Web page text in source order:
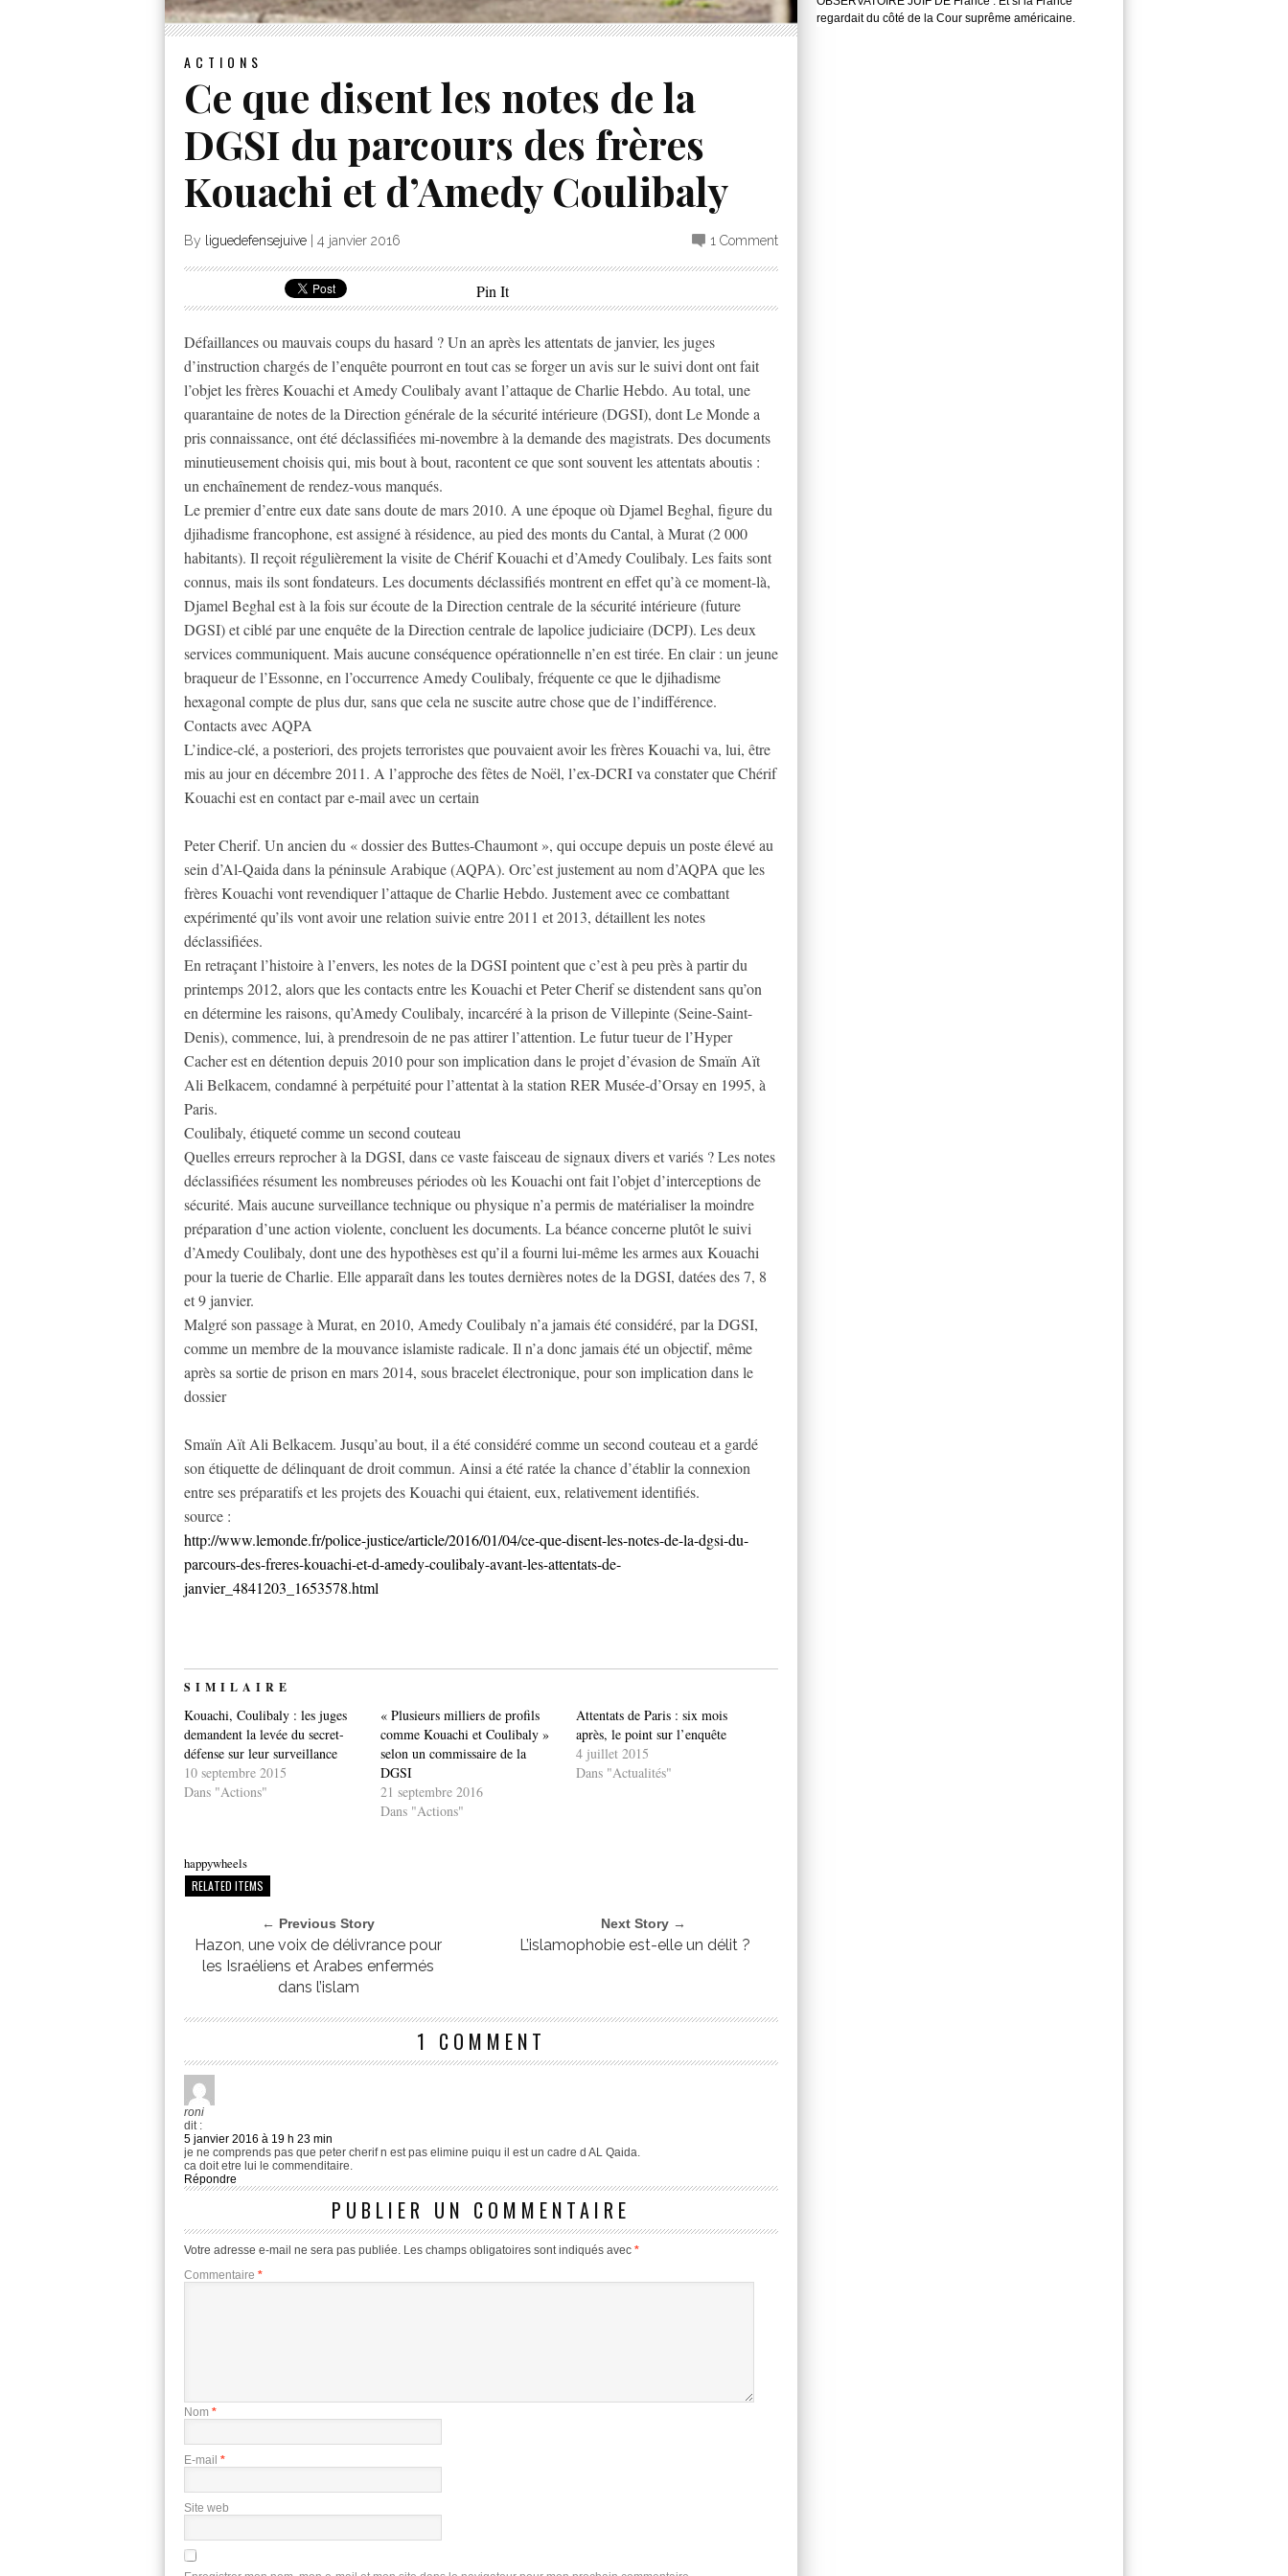
ACTIONS
Ce que disent les notes de la
DGSI du parcours des frères
Kouachi et d’Amedy Coulibaly
By liguedefensejuive 4 janvier 2016 1 Comment
Pin It
Défaillances ou mauvais coups du hasard ? Un an après les attentats de janvier, les juges
d’instruction chargés de l’enquête pourront en tout cas se forger un avis sur le suivi dont ont fait
l’objet les frères Kouachi et Amedy Coulibaly avant l’attaque de Charlie Hebdo. Au total, une
quarantaine de notes de la Direction générale de la sécurité intérieure (DGSI), dont Le Monde a
pris connaissance, ont été déclassifiées mi-novembre à la demande des magistrats. Des documents
minutieusement choisis qui, mis bout à bout, racontent ce que sont souvent les attentats aboutis :
un enchaînement de rendez-vous manqués.
Le premier d’entre eux date sans doute de mars 2010. A une époque où Djamel Beghal, figure du
djihadisme francophone, est assigné à résidence, au pied des monts du Cantal, à Murat (2 000
habitants). Il reçoit régulièrement la visite de Chérif Kouachi et d’Amedy Coulibaly. Les faits sont
connus, mais ils sont fondateurs. Les documents déclassifiés montrent en effet qu’à ce moment-là,
Djamel Beghal est à la fois sur écoute de la Direction centrale de la sécurité intérieure (future
DGSI) et ciblé par une enquête de la Direction centrale de lapolice judiciaire (DCPJ). Les deux
services communiquent. Mais aucune conséquence opérationnelle n’en est tirée. En clair : un jeune
braqueur de l’Essonne, en l’occurrence Amedy Coulibaly, fréquente ce que le djihadisme
hexagonal compte de plus dur, sans que cela ne suscite autre chose que de l’indifférence.
Contacts avec AQPA
L’indice-clé, a posteriori, des projets terroristes que pouvaient avoir les frères Kouachi va, lui, être
mis au jour en décembre 2011. A l’approche des fêtes de Noël, l’ex-DCRI va constater que Chérif
Kouachi est en contact par e-mail avec un certain
Peter Cherif. Un ancien du « dossier des Buttes-Chaumont », qui occupe depuis un poste élevé au
sein d’Al-Qaida dans la péninsule Arabique (AQPA). Orc’est justement au nom d’AQPA que les
frères Kouachi vont revendiquer l’attaque de Charlie Hebdo. Justement avec ce combattant
expérimenté qu’ils vont avoir une relation suivie entre 2011 et 2013, détaillent les notes
déclassifiées.
En retraçant l’histoire à l’envers, les notes de la DGSI pointent que c’est à peu près à partir du
printemps 2012, alors que les contacts entre les Kouachi et Peter Cherif se distendent sans qu’on
en détermine les raisons, qu’Amedy Coulibaly, incarcéré à la prison de Villepinte (Seine-Saint-
Denis), commence, lui, à prendresoin de ne pas attirer l’attention. Le futur tueur de l’Hyper
Cacher est en détention depuis 2010 pour son implication dans le projet d’évasion de Smaïn Aït
Ali Belkacem, condamné à perpétuité pour l’attentat à la station RER Musée-d’Orsay en 1995, à
Paris.
Coulibaly, étiqueté comme un second couteau
Quelles erreurs reprocher à la DGSI, dans ce vaste faisceau de signaux divers et variés ? Les notes
déclassifiées résument les nombreuses périodes où les Kouachi ont fait l’objet d’interceptions de
sécurité. Mais aucune surveillance technique ou physique n’a permis de matérialiser la moindre
préparation d’une action violente, concluent les documents. La béance concerne plutôt le suivi
d’Amedy Coulibaly, dont une des hypothèses est qu’il a fourni lui-même les armes aux Kouachi
pour la tuerie de Charlie. Elle apparaît dans les toutes dernières notes de la DGSI, datées des 7, 8
et 9 janvier.
Malgré son passage à Murat, en 2010, Amedy Coulibaly n’a jamais été considéré, par la DGSI,
comme un membre de la mouvance islamiste radicale. Il n’a donc jamais été un objectif, même
après sa sortie de prison en mars 2014, sous bracelet électronique, pour son implication dans le
dossier
Smaïn Aït Ali Belkacem. Jusqu’au bout, il a été considéré comme un second couteau et a gardé
son étiquette de délinquant de droit commun. Ainsi a été ratée la chance d’établir la connexion
entre ses préparatifs et les projets des Kouachi qui étaient, eux, relativement identifiés.
source :
http://www.lemonde.fr/police-justice/article/2016/01/04/ce-que-disent-les-notes-de-la-dgsi-du-
parcours-des-freres-kouachi-et-d-amedy-coulibaly-avant-les-attentats-de-
janvier_4841203_1653578.html
SIMILAIRE
Kouachi, Coulibaly : les juges
demandent la levée du secret-
défense sur leur surveillance
10 septembre 2015
Dans "Actions"
« Plusieurs milliers de profils
comme Kouachi et Coulibaly »
selon un commissaire de la
DGSI
21 septembre 2016
Dans "Actions"
Attentats de Paris : six mois
après, le point sur l’enquête
4 juillet 2015
Dans "Actualités"
happywheels
RELATED ITEMS
← Previous Story
Hazon, une voix de délivrance pour
les Israéliens et Arabes enfermés
dans l’islam
Next Story →
L’islamophobie est-elle un délit ?
1 COMMENT
roni
dit :
5 janvier 2016 à 19 h 23 min
je ne comprends pas que peter cherif n est pas elimine puiqu il est un cadre d AL Qaida.
ca doit etre lui le commenditaire.
Répondre
PUBLIER UN COMMENTAIRE
Votre adresse e-mail ne sera pas publiée. Les champs obligatoires sont indiqués avec *
Commentaire *
Nom *
E-mail *
Site web
regardait du côté de la Cour suprême américaine.